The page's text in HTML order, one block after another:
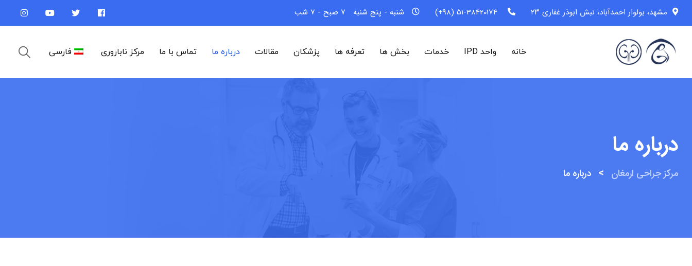
مشهد، بولوار احمدآباد، نبش ابوذر غفاری ۲۳ 51-38420174 (98+) شنبه - پنج شنبه
خانه واحد IPD خدمات بخش ها تعرفه ها پزشکان مقالات درباره ما تماس با ما مرکز ناباروری فارسی
درباره ما
مرکز جراحی ارمغان > درباره ما